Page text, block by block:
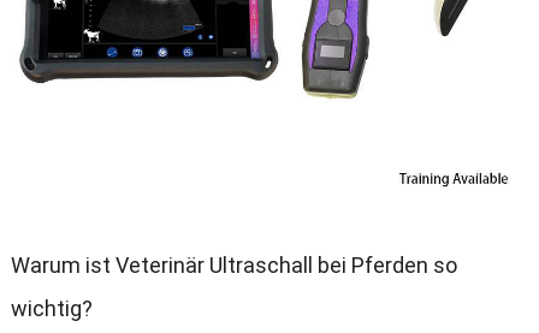
Warum ist Veterinär Ultraschall bei Pferden so
wichtig?